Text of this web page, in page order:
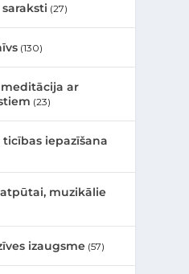
(27)
(130)
ar
(23)
ticības iepazīšana
muzikālie
izaugsme (57)